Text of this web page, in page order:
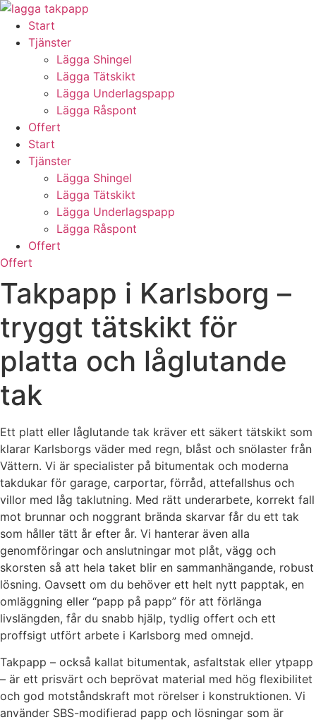
Skip
content
Start
Tjänster
Lägga Shingel
Lägga Tätskikt
Lägga Underlagspapp
Lägga Råspont
Offert
Start
Tjänster
Lägga Shingel
Lägga Tätskikt
Lägga Underlagspapp
Lägga Råspont
Offert
Offert
Takpapp i Karlsborg –
tryggt tätskikt för
platta och låglutande
tak
Ett platt eller låglutande tak kräver ett säkert tätskikt som
klarar Karlsborgs väder med regn, blåst och snölaster från
Vättern. Vi är specialister på bitumentak och moderna
takdukar för garage, carportar, förråd, attefallshus och
villor med låg taklutning. Med rätt underarbete, korrekt fall
mot brunnar och noggrant brända skarvar får du ett tak
som håller tätt år efter år. Vi hanterar även alla
genomföringar och anslutningar mot plåt, vägg och
skorsten så att hela taket blir en sammanhängande, robust
lösning. Oavsett om du behöver ett helt nytt papptak, en
omläggning eller “papp på papp” för att förlänga
livslängden, får du snabb hjälp, tydlig offert och ett
proffsigt utfört arbete i Karlsborg med omnejd.
Takpapp – också kallat bitumentak, asfaltstak eller ytpapp
– är ett prisvärt och beprövat material med hög flexibilitet
och god motståndskraft mot rörelser i konstruktionen. Vi
använder SBS-modifierad papp och lösningar som är